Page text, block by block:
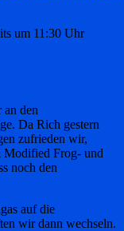
um 11:30 Uhr
an den
Da Rich gestern
zufrieden wir,
Modified Frog- und
noch den
auf die
wir dann wechseln.